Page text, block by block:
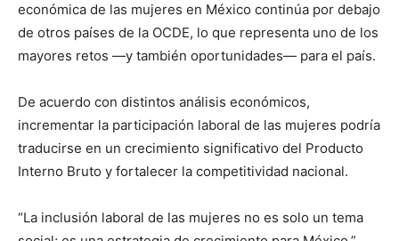
económica de las mujeres en México continúa por debajo
de otros países de la OCDE, lo que representa uno de los
mayores retos —y también oportunidades— para el país.
De acuerdo con distintos análisis económicos,
incrementar la participación laboral de las mujeres podría
traducirse en un crecimiento significativo del Producto
Interno Bruto y fortalecer la competitividad nacional.
“La inclusión laboral de las mujeres no es solo un tema